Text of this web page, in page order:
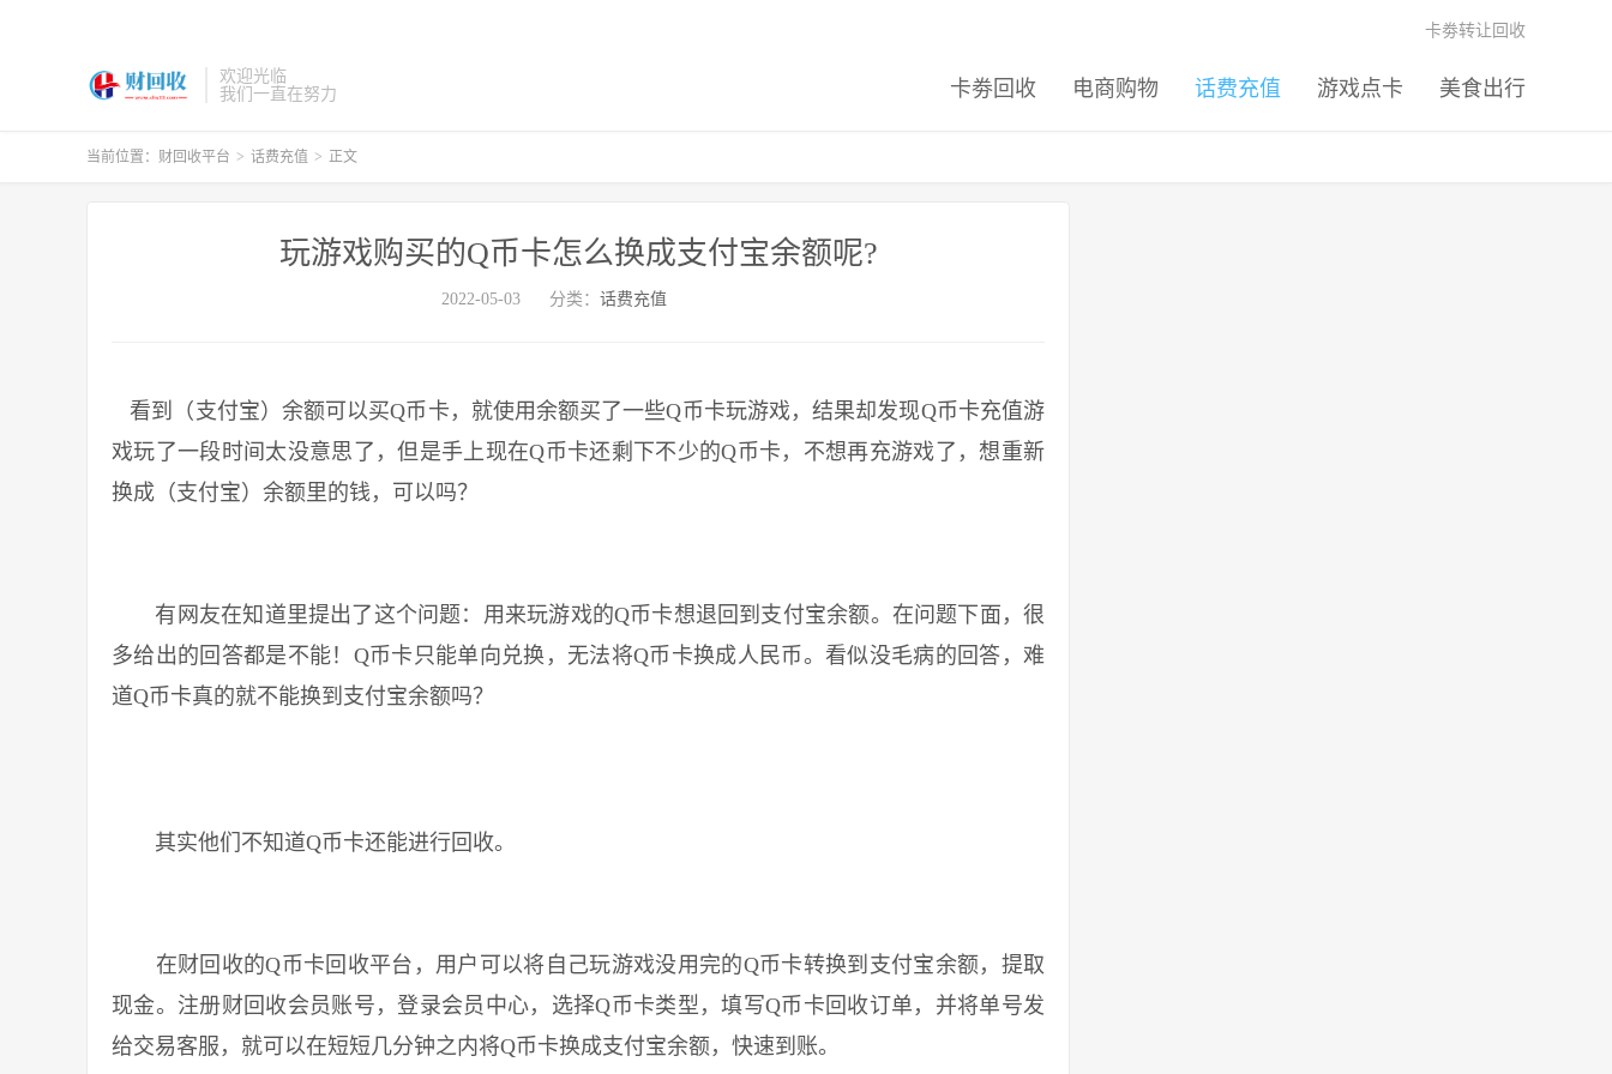
欢迎光临
我们一直在努力
卡劵回收 电商购物 话费充值 游戏点卡 美食出行
卡劵转让回收
当前位置： 财回收平台 > 话费充值 > 正文
玩游戏购买的Q币卡怎么换成支付宝余额呢?
2022-05-03 分类： 话费充值
看到（支付宝）余额可以买Q币卡，就使用余额买了一些Q币卡玩游戏，结果却发现Q币卡充值游
戏玩了一段时间太没意思了，但是手上现在Q币卡还剩下不少的Q币卡，不想再充游戏了，想重新
换成（支付宝）余额里的钱，可以吗？
有网友在知道里提出了这个问题：用来玩游戏的Q币卡想退回到支付宝余额。在问题下面，很
多给出的回答都是不能！Q币卡只能单向兑换，无法将Q币卡换成人民币。看似没毛病的回答，难
道Q币卡真的就不能换到支付宝余额吗？
其实他们不知道Q币卡还能进行回收。
在财回收的Q币卡回收平台，用户可以将自己玩游戏没用完的Q币卡转换到支付宝余额，提取
现金。注册财回收会员账号，登录会员中心，选择Q币卡类型，填写Q币卡回收订单，并将单号发
给交易客服，就可以在短短几分钟之内将Q币卡换成支付宝余额，快速到账。